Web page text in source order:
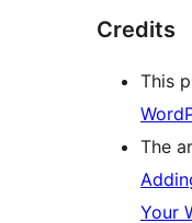
Credits
This
The
Your